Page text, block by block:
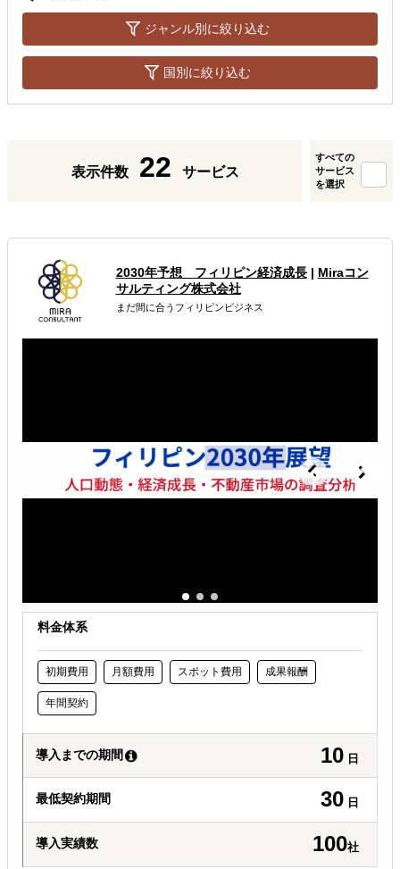
ジャンル別に絞り込む
国別に絞り込む
表示件数 22 サービス
すべての
サービス
を選択
2030年予想 フィリピン経済成長| Miraコン
サルティング株式会社
まだ間に合うフィリピンビジネス
料金体系
初期費用 月額費用 スポット費用 成果報酬
年間契約
導入までの期間 10 日
最低契約期間 30 日
導入実績数 100社